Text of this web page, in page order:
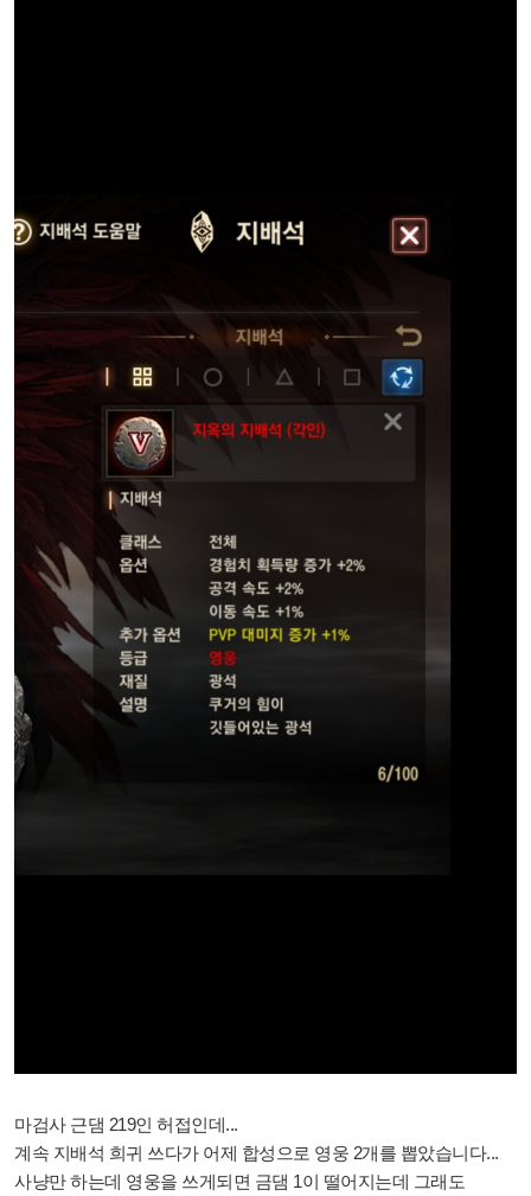
마검사 근댐 219인 허접인데...
계속 지배석 희귀 쓰다가 어제 합성으로 영웅 2개를 뽑았습니다...
사냥만 하는데 영웅을 쓰게되면 금댐 1이 떨어지는데 그래도